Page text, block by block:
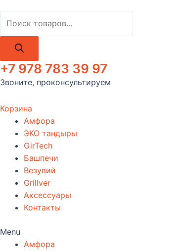
товаров
+7 978 783 39 97
Звоните, проконсультируем
Корзина
Амфора
ЭКО тандыры
GirTech
Башпечи
Везувий
Grillver
Аксессуары
Контакты
Menu
Амфора